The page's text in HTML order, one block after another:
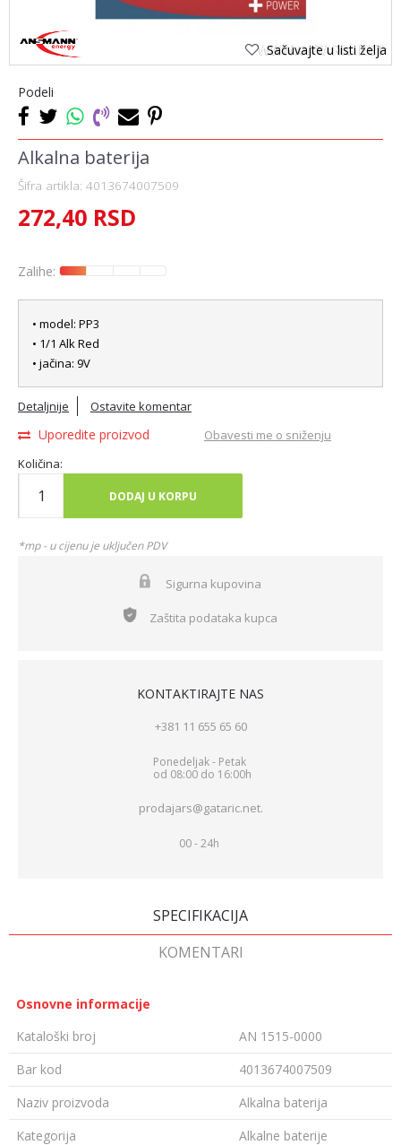
Sačuvajte u listi želja
Podeli
Alkalna baterija
Šifra artikla: 4013674007509
272,40 RSD
Zalihe:
• model: PP3
• 1/1 Alk Red
• jačina: 9V
Detaljnije Ostavite komentar
Uporedite proizvod
Obavesti me o sniženju
Količina:
DODAJ U KORPU
*mp - u cijenu je uključen PDV
Sigurna kupovina
Zaštita podataka kupca
KONTAKTIRAJTE NAS
+381 11 655 65 60
Ponedeljak - Petak
od 08:00 do 16:00h
prodajars@gataric.net.
00 - 24h
SPECIFIKACIJA
KOMENTARI
Osnovne informacije
Kataloški broj
AN 1515-0000
Bar kod
4013674007509
Naziv proizvoda
Alkalna baterija
Kategorija
Alkalne baterije